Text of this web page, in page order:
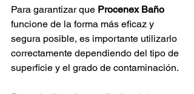
Para garantizar que Procenex Baño
funcione de la forma más eficaz y
segura posible, es importante utilizarlo
correctamente dependiendo del tipo de
superficie y el grado de contaminación.